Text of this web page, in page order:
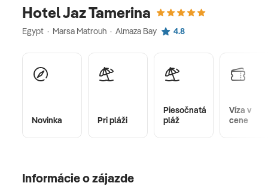
Hotel Jaz Tamerina
Egypt · Marsa Matrouh · Almaza Bay 4.8
Novinka Pri pláži
Piesočnatá
pláž
Víza v
cene
Informácie o zájazde